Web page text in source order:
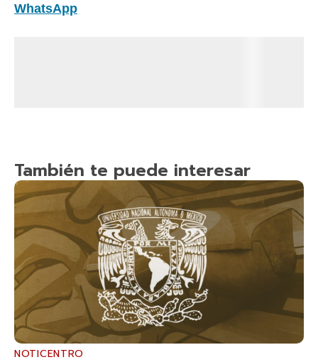
WhatsApp
También te puede interesar
NOTICENTRO